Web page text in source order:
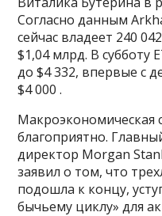
Согласно данным
сейчас владеет 240
$1,04 млрд. В субботу
до $4 332, впервые с
$4 000 .
Макроэкономическая
благоприятно.
директор Morgan
заявил о том, что
подошла к концу,
бычьему циклу» для